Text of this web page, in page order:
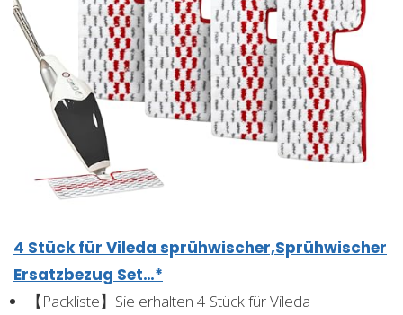
4 Stück für Vileda sprühwischer,Sprühwischer
Ersatzbezug Set…*
【Packliste】Sie erhalten 4 Stück für Vileda